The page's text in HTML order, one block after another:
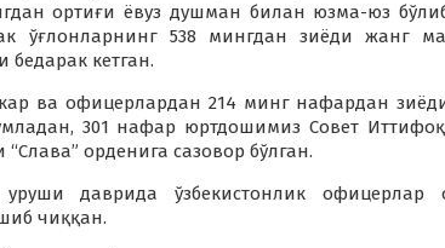
ортиғи ёвуз душман билан юзма-юз
ўғлонларнинг 538 мингдан зиёди жанг
кетган.
ва офицерлардан 214 минг нафардан
301 нафар юртдошимиз Совет
орденига сазовор бўлган.
даврида ўзбекистонлик офицерлар
чиққан.